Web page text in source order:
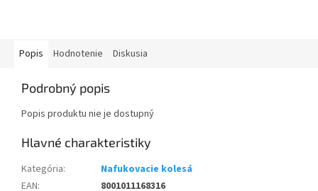
Popis Hodnotenie Diskusia
Podrobný popis
Popis produktu nie je dostupný
Kategória:
Nafukovacie kolesá
EAN:
8001011168316